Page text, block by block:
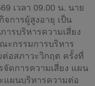
เวลา 09.00 น. นาย
การผู้สูงอายุ เป็น
รบริหารความเสี่ยง
ะกรรมการบริหาร
อสภาวะวิกฤต ครั้งที่
ดการความเสี่ยง แผน
แผนบริหารความต่อ